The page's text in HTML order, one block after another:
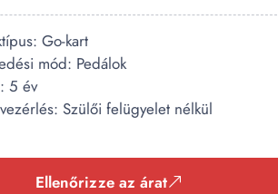
Go-kart
mód: Pedálok
5 év
Szülői felügyelet nélkül
Ellenőrizze az árat